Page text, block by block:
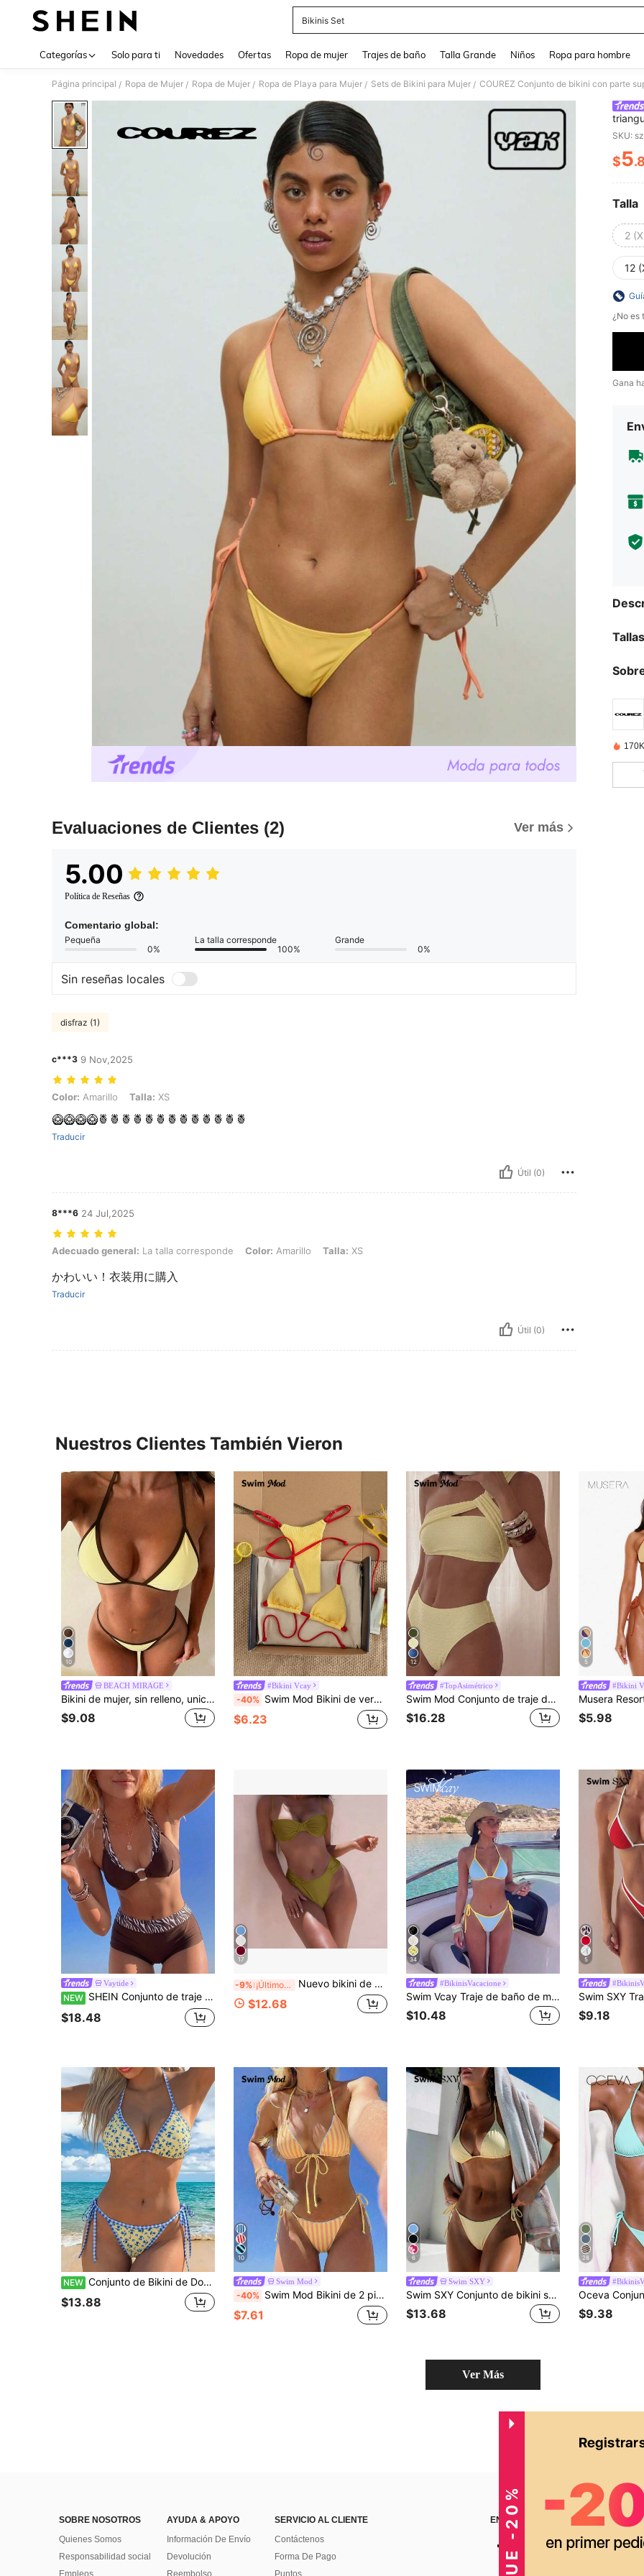
Bikinis Set
Categorías Solo para ti Novedades Ofertas Ropa de mujer Trajes de baño Talla Grande Niños Ropa para hombre
Página principal / Ropa de Mujer / Ropa de Mujer / Ropa de Playa para Mujer / Sets de Bikini para Mujer /
Evaluaciones de Clientes (2) Ver más
5.00
Política de Reseñas
Comentario global:
Pequeña
0%
La talla corresponde
100%
Grande
0%
Sin reseñas locales
disfraz (1)
c***3 9 Nov,2025
Color: Amarillo, Talla: XS
Color: Amarillo Talla: XS
🥝🥝🥝🥝🍍🍍🍍🍍🍍🍍🍍🍍🍍🍍🍍🍍🍍
Traducir
Útil (0)
8***6 24 Jul,2025
Adecuado general: La talla corresponde, Color: Amarillo, Talla: XS
Adecuado general: La talla corresponde Color: Amarillo Talla: XS
かわいい！衣装用に購入
Traducir
Útil (0)
playa
SKU:
$5
Talla
2
12
¿No es
Gana
Nuestros Clientes También Vieron
10
BEACH MIRAGE
Bikini de mujer, sin relleno, unicolor, casual y de moda para vacaciones/festival de música/regreso a clases, ropa de playa de verano
$9.08
#Bikini Vcay
-40% Swim Mod Bikini de verano sexy para playa estilo retro Dopamine, top con cuello halter, copas triangulares, espalda con lazo, tirantes finos, tela texturizada amarilla con contraste rojo y braguita triangular
$6.23
12
#TopAsimétrico
Swim Mod Conjunto de traje de baño de dos piezas para mujer de verano de playa con top de bikini de un solo hombro y Bottom triangular de unicolor
$16.28
5
#Bikini
$5.98
Vaytide
NEW SHEIN Conjunto de traje de baño de 2 piezas para mujer, bikini sexy con top halter con lazo y braguita triángulo, separado, para playa de verano
$18.48
17
-9% ¡Últimos 2 días Nuevo bikini de unicolor, estilo europeo y americano, bikini de dos piezas elegante para vacaciones y playa en verano
$12.68
34
#BikinisVacacione
Swim Vcay Traje de baño de mujer primavera/verano 2026, conjunto de bikini con tiras de espagueti, cuello halter, bloque de color azul y blanco, sexy, con lazos laterales y tanga para vacaciones, playa, crucero en barco, fiesta en yate
$10.48
5
$9.18
NEW Conjunto de Bikini de Dos Piezas con Tirantes de Espagueti Estilo Dulce de Verano para Mujeres para Vacaciones en la Playa
$13.88
10
Swim Mod
-40% Swim Mod Bikini de 2 piezas casual de vacaciones y playa para mujer
$7.61
6
Swim SXY
Swim SXY Conjunto de bikini sexy para mujer con parte superior de triángulo de unicolor con cordón y nudo, y Bottom con ataduras laterales y decoración metálica para la playa
$13.68
28
$9.38
Ver Más
SOBRE NOSOTROS
Quienes Somos
Responsabilidad social
Empleos
AYUDA & APOYO
Información De Envío
Devolución
Reembolso
SERVICIO AL CLIENTE
Contáctenos
Forma De Pago
Puntos
ENCUÉNTRANOS EN